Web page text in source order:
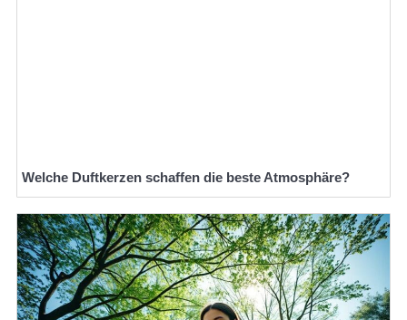
Welche Duftkerzen schaffen die beste Atmosphäre?